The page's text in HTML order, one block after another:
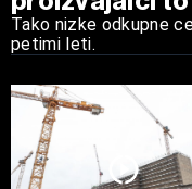
Tako nizke odkupne
petimi leti.